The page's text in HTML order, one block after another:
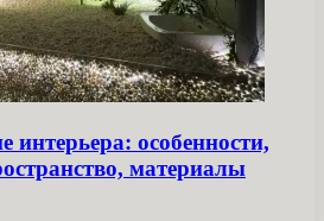
интерьера: особенности,
материалы